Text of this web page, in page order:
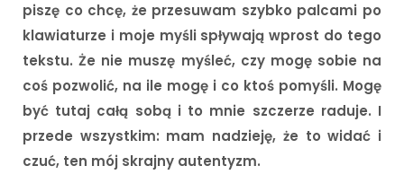
piszę co chcę, że przesuwam szybko palcami po
klawiaturze i moje myśli spływają wprost do tego
tekstu. Że nie muszę myśleć, czy mogę sobie na
coś pozwolić, na ile mogę i co ktoś pomyśli. Mogę
być tutaj całą sobą i to mnie szczerze raduje. I
przede wszystkim: mam nadzieję, że to widać i
czuć, ten mój skrajny autentyzm.